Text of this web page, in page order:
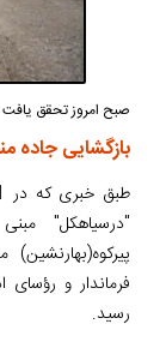
صبح امروز تحقق یافت
بازگشایی جاده
"درسیاهکل"
فرماندار و رؤسای
رسید.